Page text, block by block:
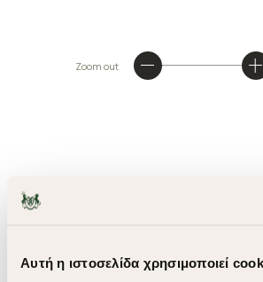
Αυτή η ιστοσελίδα χρησιμοποιεί
Zoom out